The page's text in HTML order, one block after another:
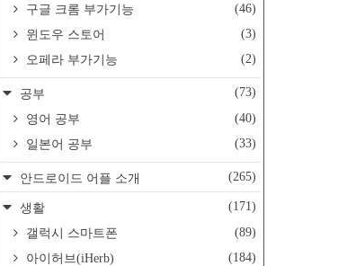
구글 크롬 부가기능
(46)
윈도우 스토어
(3)
오페라 부가기능
(2)
공부
(73)
영어 공부
(40)
일본어 공부
(33)
안드로이드 어플 소개 (265)
생활
(171)
갤럭시 스마트폰
(89)
아이허브(iHerb)
(184)